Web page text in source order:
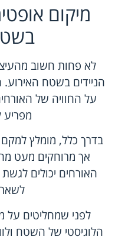
מיקום
לא פחות חשוב
הניידים בשטח האירוע.
על החוויה של
מפריע
בדרך כלל, מומלץ למקם
אך מרוחקים מעט
האורחים יכולים
לפני שמחליטים על
הלוגיסטי של השטח